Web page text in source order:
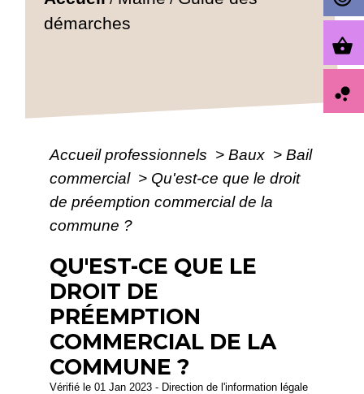
démarches
Accueil professionnels > Baux > Bail
commercial > Qu'est-ce que le droit
de préemption commercial de la
commune ?
QU'EST-CE QUE LE
DROIT DE
PRÉEMPTION
COMMERCIAL DE LA
COMMUNE ?
Vérifié le 01 Jan 2023 - Direction de l'information légale
shopping_basket
bubble_chart